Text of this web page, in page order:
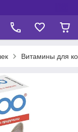
Витамины для